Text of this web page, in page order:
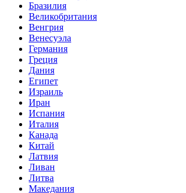
Бразилия
Великобритания
Венгрия
Венесуэла
Германия
Греция
Дания
Египет
Израиль
Иран
Испания
Италия
Канада
Китай
Латвия
Ливан
Литва
Македания